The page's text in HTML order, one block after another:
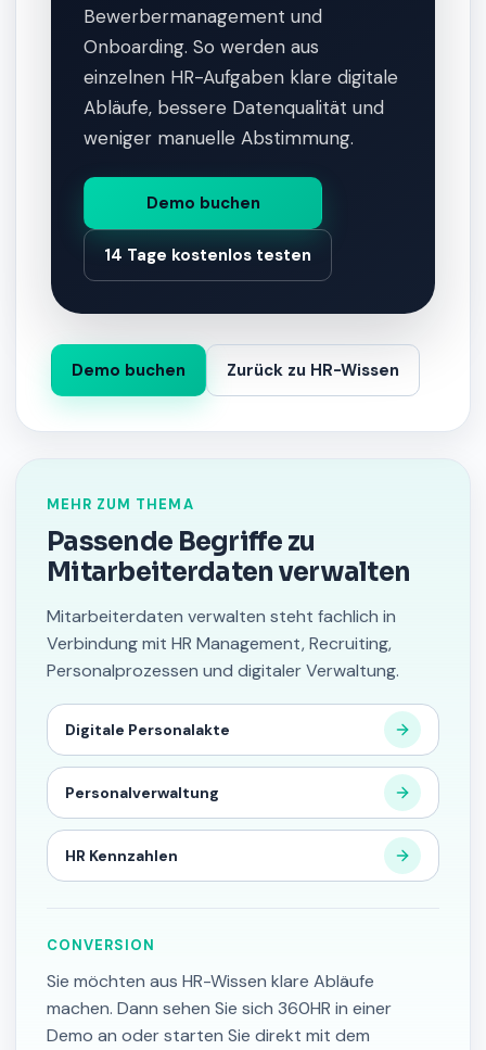
Bewerbermanagement und
Onboarding. So werden aus
einzelnen HR-Aufgaben klare digitale
Abläufe, bessere Datenqualität und
weniger manuelle Abstimmung.
Demo buchen
14 Tage kostenlos testen
Demo buchen Zurück zu HR-Wissen
MEHR ZUM THEMA
Passende Begriffe zu
Mitarbeiterdaten verwalten
Mitarbeiterdaten verwalten steht fachlich in
Verbindung mit HR Management, Recruiting,
Personalprozessen und digitaler Verwaltung.
Digitale Personalakte
Personalverwaltung
HR Kennzahlen
CONVERSION
Sie möchten aus HR-Wissen klare Abläufe
machen. Dann sehen Sie sich 360HR in einer
Demo an oder starten Sie direkt mit dem